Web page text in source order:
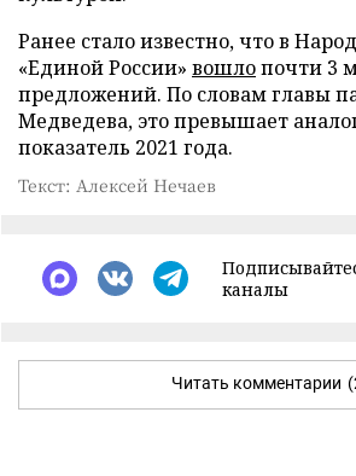
Ранее стало известно, что в
«Единой России» вошлопочти 3
предложений. По словам главы
Медведева, это превышает
показатель 2021 года.
Текст: Алексей Нечаев
каналы
Читать комментарии